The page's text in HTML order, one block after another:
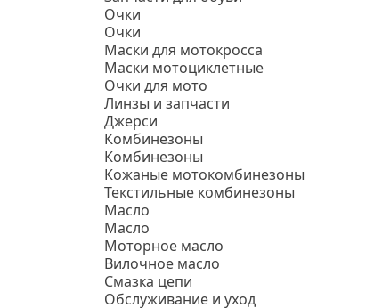
Очки
Очки
Маски для мотокросса
Маски мотоциклетные
Очки для мото
Линзы и запчасти
Джерси
Комбинезоны
Комбинезоны
Кожаные мотокомбинезоны
Текстильные комбинезоны
Масло
Масло
Моторное масло
Вилочное масло
Смазка цепи
Обслуживание и уход